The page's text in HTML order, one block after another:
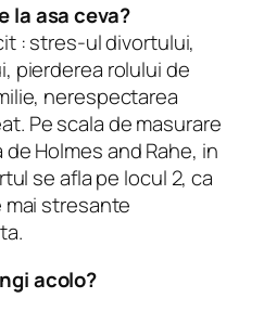
la asa ceva?
: stres-ul divortului,
pierderea rolului de
nerespectarea
Pe scala de masurare
Holmes and Rahe, in
se afla pe locul 2, ca
stresante
acolo?